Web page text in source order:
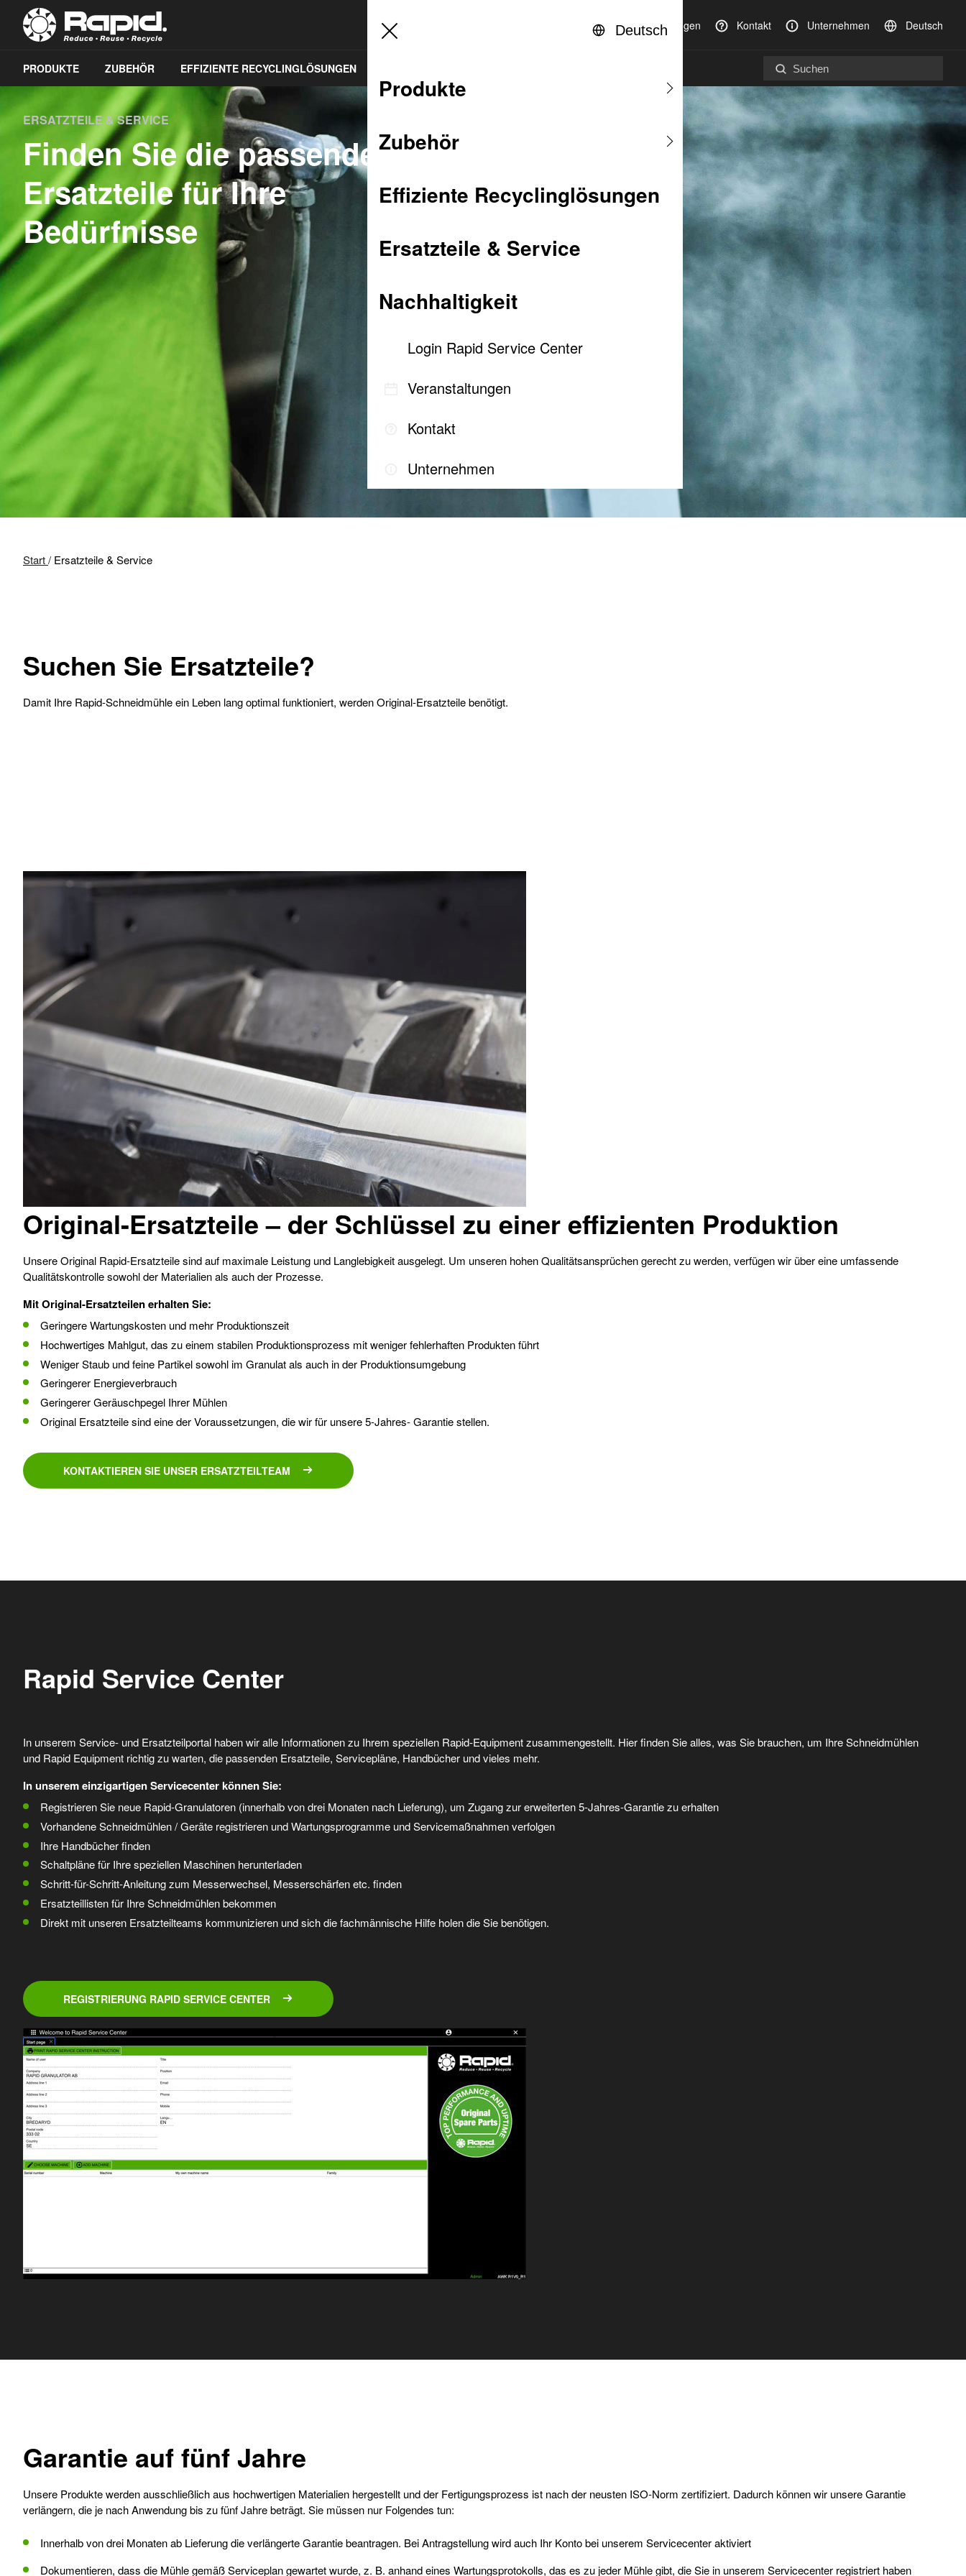
Veranstaltungen Kontakt Unternehmen Deutsch
PRODUKTE ZUBEHÖR EFFIZIENTE RECYCLINGLÖSUNGEN
Deutsch
Produkte
Zubehör
Effiziente Recyclinglösungen
Ersatzteile & Service
Nachhaltigkeit
Login Rapid Service Center
Veranstaltungen
Kontakt
Unternehmen
ERSATZTEILE & SERVICE
Finden Sie die passenden
Ersatzteile für Ihre
Bedürfnisse
Start/ Ersatzteile & Service
Suchen Sie Ersatzteile?
Damit Ihre Rapid-Schneidmühle ein Leben lang optimal funktioniert, werden Original-Ersatzteile benötigt.
Original-Ersatzteile– der Schlüssel zu einer effizienten Produktion
Unsere Original Rapid-Ersatzteile sind auf maximale Leistung und Langlebigkeit ausgelegt. Um unseren hohen Qualitätsansprüchen gerecht zu werden, verfügen wir über eine umfassende
Qualitätskontrolle sowohl der Materialien als auch der Prozesse.
Mit Original-Ersatzteilen erhalten Sie:
Geringere Wartungskosten und mehr Produktionszeit
Hochwertiges Mahlgut, das zu einem stabilen Produktionsprozess mit weniger fehlerhaften Produkten führt
Weniger Staub und feine Partikel sowohl im Granulat als auch in der Produktionsumgebung
Geringerer Energieverbrauch
Geringerer Geräuschpegel Ihrer Mühlen
Original Ersatzteile sind eine der Voraussetzungen, die wir für unsere 5-Jahres- Garantie stellen.
KONTAKTIEREN SIE UNSER ERSATZTEILTEAM
Rapid Service Center
In unserem Service- und Ersatzteilportal haben wir alle Informationen zu Ihrem speziellen Rapid-Equipment zusammengestellt. Hier finden Sie alles, was Sie brauchen, um Ihre Schneidmühlen
und Rapid Equipment richtig zu warten, die passenden Ersatzteile, Servicepläne, Handbücher und vieles mehr.
In unserem einzigartigen Servicecenter können Sie:
Registrieren Sie neue Rapid-Granulatoren (innerhalb von drei Monaten nach Lieferung), um Zugang zur erweiterten 5-Jahres-Garantie zu erhalten
Vorhandene Schneidmühlen / Geräte registrieren und Wartungsprogramme und Servicemaßnahmen verfolgen
Ihre Handbücher finden
Schaltpläne für Ihre speziellen Maschinen herunterladen
Schritt-für-Schritt-Anleitung zum Messerwechsel, Messerschärfen etc. finden
Ersatzteillisten für Ihre Schneidmühlen bekommen
Direkt mit unseren Ersatzteilteams kommunizieren und sich die fachmännische Hilfe holen die Sie benötigen.
REGISTRIERUNG RAPID SERVICE CENTER
Garantie auf fünf Jahre
Unsere Produkte werden ausschließlich aus hochwertigen Materialien hergestellt und der Fertigungsprozess ist nach der neusten ISO-Norm zertifiziert. Dadurch können wir unsere Garantie
verlängern, die je nach Anwendung bis zu fünf Jahre beträgt. Sie müssen nur Folgendes tun:
Innerhalb von drei Monaten ab Lieferung die verlängerte Garantie beantragen. Bei Antragstellung wird auch Ihr Konto bei unserem Servicecenter aktiviert
Dokumentieren, dass die Mühle gemäß Serviceplan gewartet wurde, z. B. anhand eines Wartungsprotokolls, das es zu jeder Mühle gibt, die Sie in unserem Servicecenter registriert haben